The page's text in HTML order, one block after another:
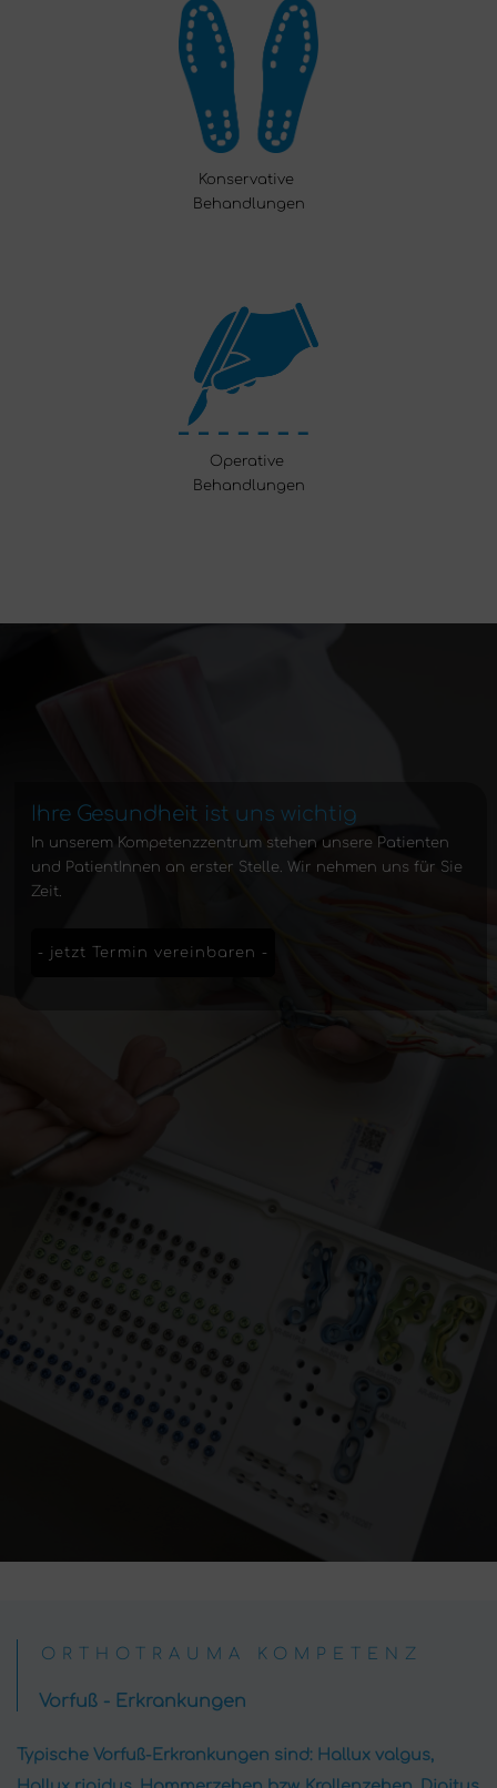
Konservative
Behandlungen
Operative
Behandlungen
Ihre Gesundheit ist uns wichtig
In unserem Kompetenzzentrum stehen unsere Patienten
und PatientInnen an erster Stelle. Wir nehmen uns für Sie
Zeit.
- jetzt Termin vereinbaren -
ORTHOTRAUMA KOMPETENZ
Vorfuß - Erkrankungen
Typische Vorfuß-Erkrankungen sind: Hallux valgus,